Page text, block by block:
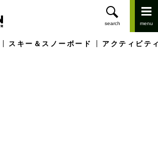
スキー＆スノーボード アクティビテ